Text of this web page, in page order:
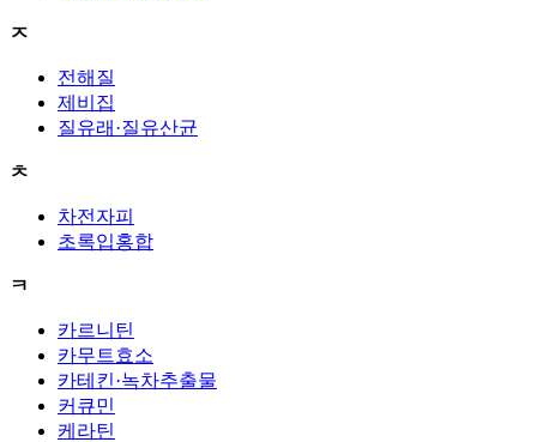
ㅈ
전해질
제비집
질유래·질유산균
ㅊ
차전자피
초록입홍합
ㅋ
카르니틴
카무트효소
카테킨·녹차추출물
커큐민
케라틴